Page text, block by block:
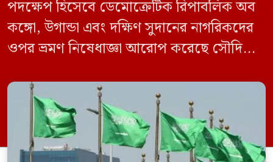
পদক্ষেপ হিসেবে ডেমোক্রেটিক রিপাবলিক অব
কঙ্গো, উগান্ডা এবং দক্ষিণ সুদানের নাগরিকদের
ওপর ভ্রমণ নিষেধাজ্ঞা আরোপ করেছে সৌদি
যেকোনো ভ্রমণকারীর জন্য ভিসা ইস্যু এবং
সৌদিতে প্রবেশ সাময়িকভাবে স্থগিত করা
হয়েছে। সৌদি প্রেস এজেন্সি (এসপিএ)
জানিয়েছে, এই নিষেধাজ্ঞা শুধুমাত্র সরাসরি ওই